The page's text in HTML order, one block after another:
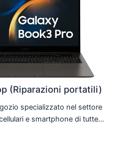
(Riparazioni portatili)
specializzato nel settore
e smartphone di tutte…